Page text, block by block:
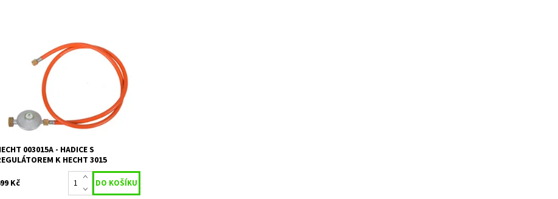
Plynový regulátor včetně hadice pro
HECHT 3015.
Skladem 2
2 roky
003015A - HADICE S
K HECHT 3015
Kč